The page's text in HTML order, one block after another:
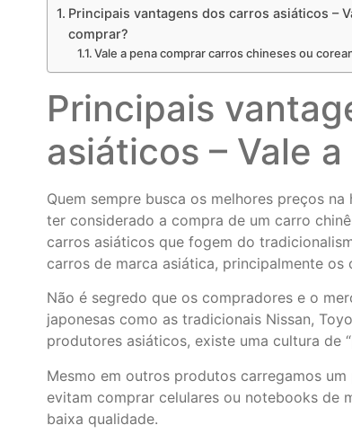
Principais vantagens dos carros asiáticos –
comprar?
Vale a pena comprar carros chineses ou
Principais
asiáticos – Vale
Quem sempre busca os melhores preços
ter considerado a compra de um carro
carros asiáticos que fogem do
carros de marca asiática, principalmente os
Não é segredo que os compradores e o
japonesas como as tradicionais Nissan,
produtores asiáticos, existe uma cultura de
Mesmo em outros produtos carregamos
evitam comprar celulares ou notebooks de
baixa qualidade.